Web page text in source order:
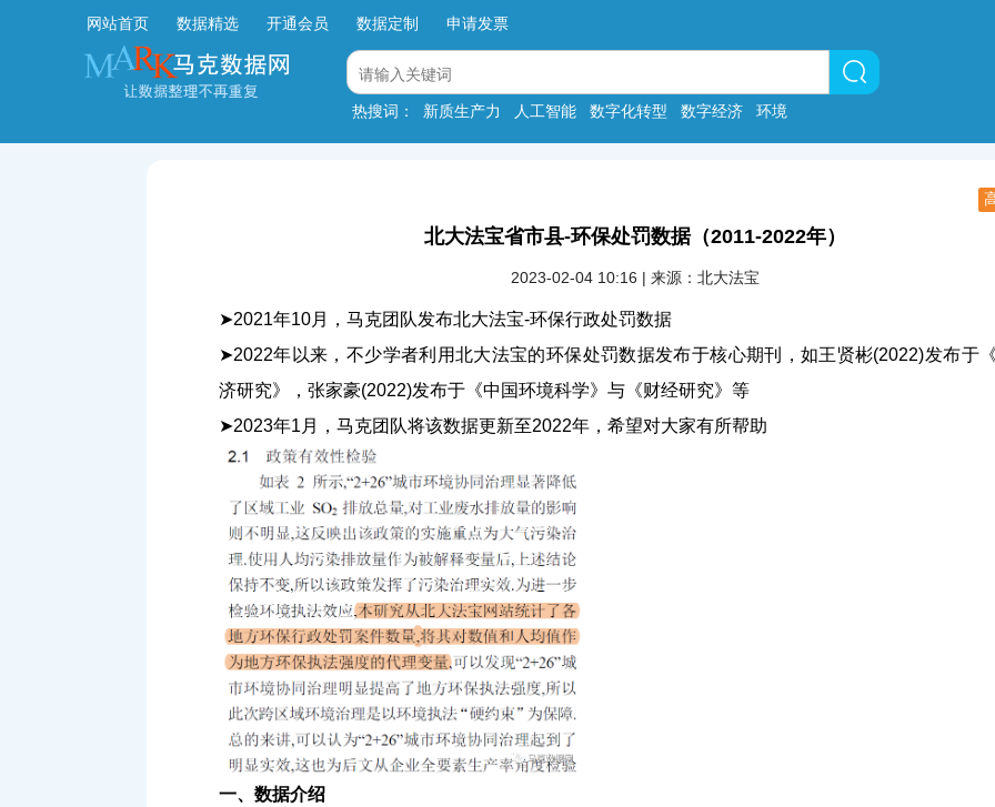
网站首页 数据精选 开通会员 数据定制 申请发票
热搜词：
新质生产力 人工智能 数字化转型 数字经济 环境
北大法宝省市县-环保处罚数据（2011-2022年）
2023-02-04 10:16 | 来源：北大法宝
➤2021年10月，马克团队发布北大法宝-环保行政处罚数据
➤2022年以来，不少学者利用北大法宝的环保处罚数据发布于核心期刊，如王贤彬(2022)发布于
济研究》，张家豪(2022)发布于《中国环境科学》与《财经研究》等
➤2023年1月，马克团队将该数据更新至2022年，希望对大家有所帮助
一、数据介绍